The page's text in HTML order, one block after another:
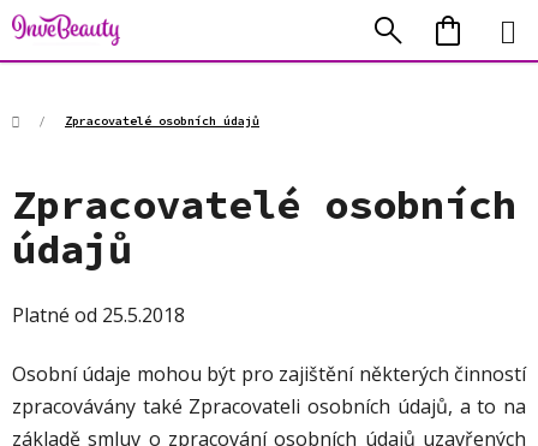
Přejít
na
obsah
Hledat
KOŠÍK
Domů/ Zpracovatelé osobních údajů
Zpracovatelé osobních
údajů
Platné od 25.5.2018
Osobní údaje mohou být pro zajištění některých činností
zpracovávány také Zpracovateli osobních údajů, a to na
základě smluv o zpracování osobních údajů uzavřených